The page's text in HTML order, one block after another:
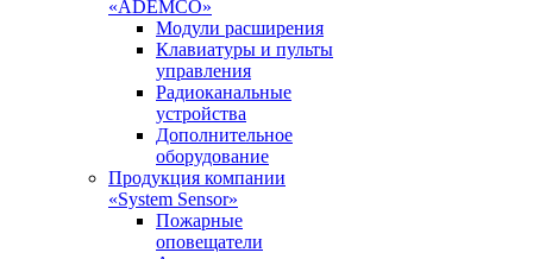
«ADEMCO»
Модули расширения
Клавиатуры и пульты
управления
Радиоканальные
устройства
Дополнительное
оборудование
Продукция компании
«System Sensor»
Пожарные
оповещатели